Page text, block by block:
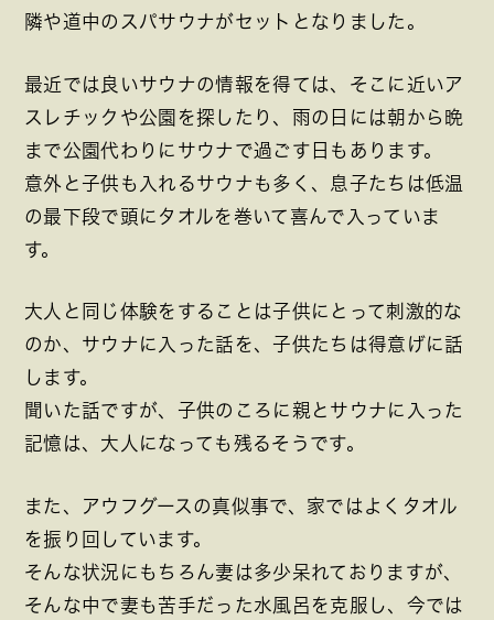
隣や道中のスパサウナがセットとなりました。
最近では良いサウナの情報を得ては、そこに近いア
スレチックや公園を探したり、雨の日には朝から晩
まで公園代わりにサウナで過ごす日もあります。
意外と子供も入れるサウナも多く、息子たちは低温
の最下段で頭にタオルを巻いて喜んで入っていま
す。
大人と同じ体験をすることは子供にとって刺激的な
のか、サウナに入った話を、子供たちは得意げに話
します。
聞いた話ですが、子供のころに親とサウナに入った
記憶は、大人になっても残るそうです。
また、アウフグースの真似事で、家ではよくタオル
を振り回しています。
そんな状況にもちろん妻は多少呆れておりますが、
そんな中で妻も苦手だった水風呂を克服し、今では